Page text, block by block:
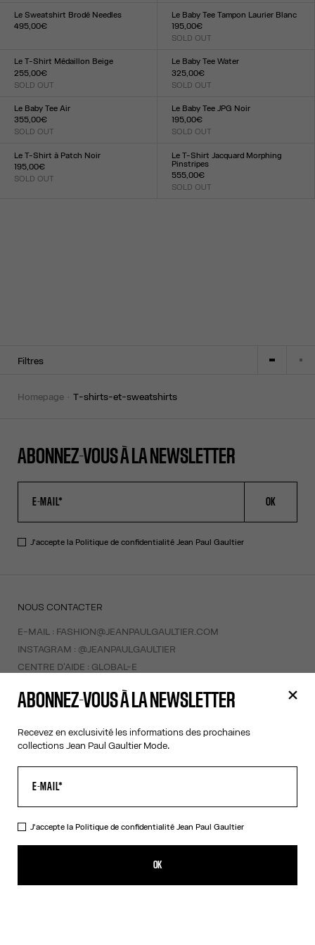
XXS
M L XL XXL
XXS XS SM XL
Le Sweatshirt Brodé Needles
495,00€
Le Baby Tee Tampon Laurier Blanc
195,00€
SOLD OUT
XXS XS SM XLXXL
Le T-Shirt Médaillon Beige
255,00€
SOLD OUT
XXS XS SM XL
Le Baby Tee Water
325,00€
SOLD OUT
XXS XS SM XLXXL
Le Baby Tee Air
355,00€
SOLD OUT
XXS XS S M L XL XXL
Le Baby Tee JPG Noir
195,00€
SOLD OUT
XXS XS S M LXL
Le T-Shirt à Patch Noir
195,00€
SOLD OUT
Le T-Shirt Jacquard Morphing
Pinstripes
555,00€
SOLD OUT
Filtres
homepage t-shirts-et-sweatshirts
ABONNEZ-VOUS À LA NEWSLETTER
OK
J'accepte la Politique de confidentialitéJean Paul Gaultier
NOUS CONTACTER
E-MAIL : FASHION@JEANPAULGAULTIER.COM
INSTAGRAM : @JEANPAULGAULTIER
CENTRE D'AIDE : GLOBAL-E
AIDE
MON COMPTE
FAQ
LIVRAISONS ET RETOURS
CONDITIONS GÉNÉRALES DE VENTES
ABONNEZ-VOUS À LA NEWSLETTER
Recevez en exclusivité les informations des prochaines
collections Jean Paul Gaultier Mode.
J'accepte la Politique de confidentialitéJean Paul Gaultier
OK